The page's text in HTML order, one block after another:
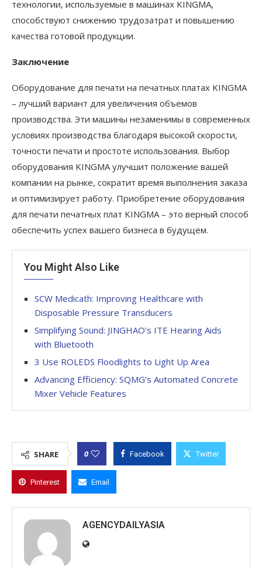
технологии, используемые в машинах KINGMA,
способствуют снижению трудозатрат и повышению
качества готовой продукции.
Заключение
Оборудование для печати на печатных платах KINGMA
– лучший вариант для увеличения объемов
производства. Эти машины незаменимы в современных
условиях производства благодаря высокой скорости,
точности печати и простоте использования. Выбор
оборудования KINGMA улучшит положение вашей
компании на рынке, сократит время выполнения заказа
и оптимизирует работу. Приобретение оборудования
для печати печатных плат KINGMA – это верный способ
обеспечить успех вашего бизнеса в будущем.
You Might Also Like
SCW Medicath: Improving Healthcare with
Disposable Pressure Transducers
Simplifying Sound: JINGHAO’s ITE Hearing Aids
with Bluetooth
3 Use ROLEDS Floodlights to Light Up Area
Advancing Efficiency: SQMG’s Automated Concrete
Mixer Vehicle Features
SHARE 0 Facebook Twitter
Pinterest Email
AGENCYDAILYASIA